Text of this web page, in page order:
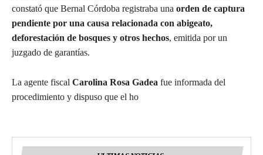
constató que Bernal Córdoba registraba una orden de captura
pendiente por una causa relacionada con abigeato,
deforestación de bosques y otros hechos, emitida por un
juzgado de garantías.
La agente fiscal Carolina Rosa Gadea fue informada del
procedimiento y dispuso que el ho